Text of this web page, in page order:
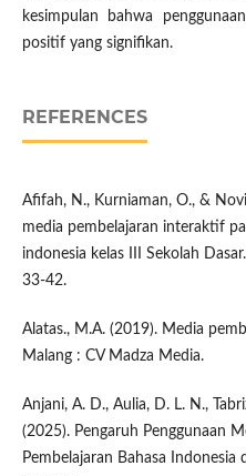
kesimpulan bahwa
positif yang signifikan.
REFERENCES
Afifah, N., Kurniaman, O., &
media pembelajaran interaktif
indonesia kelas III Sekolah
33-42.
Alatas., M.A. (2019). Media
Malang : CV Madza Media.
Anjani, A. D., Aulia, D. L. N.,
(2025). Pengaruh Penggunaan
Pembelajaran Bahasa Indonesia